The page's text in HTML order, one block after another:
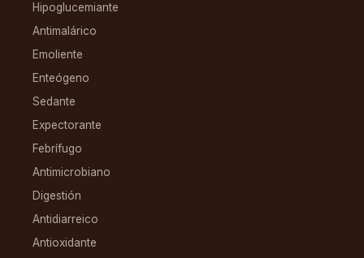
Hipoglucemiante
Antimalárico
Emoliente
Enteógeno
Sedante
Expectorante
Febrífugo
Antimicrobiano
Digestión
Antidiarreico
Antioxidante